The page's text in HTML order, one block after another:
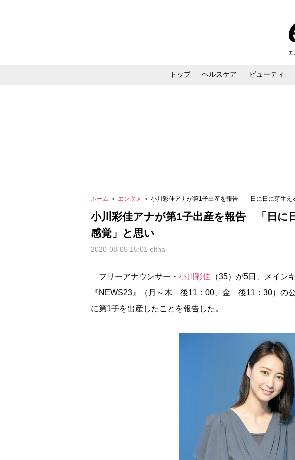
トップ ヘルスケア ビューティ
ホーム ＞ エンタメ ＞ 小川彩佳アナが第1子出産を報告 「日に日に芽生え
小川彩佳アナが第1子出産を報告 「日に
感覚」と思い
2020-08-05 15:01 eltha
フリーアナウンサー・ 小川彩佳 （35）が5日、メイン
『NEWS23』（月～木 後11：00、金 後11：30）の
に第1子を出産したことを報告した。